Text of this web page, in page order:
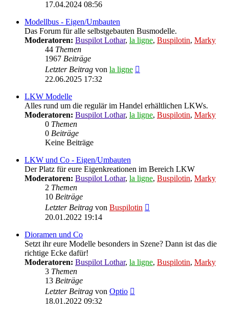
17.04.2024 08:56
Modellbus - Eigen/Umbauten
Das Forum für alle selbstgebauten Busmodelle.
Moderatoren: Buspilot Lothar, la ligne, Buspilotin, Marky
44 Themen
1967 Beiträge
Letzter Beitrag von la ligne
22.06.2025 17:32
LKW Modelle
Alles rund um die regulär im Handel erhältlichen LKWs.
Moderatoren: Buspilot Lothar, la ligne, Buspilotin, Marky
0 Themen
0 Beiträge
Keine Beiträge
LKW und Co - Eigen/Umbauten
Der Platz für eure Eigenkreationen im Bereich LKW
Moderatoren: Buspilot Lothar, la ligne, Buspilotin, Marky
2 Themen
10 Beiträge
Letzter Beitrag von Buspilotin
20.01.2022 19:14
Dioramen und Co
Setzt ihr eure Modelle besonders in Szene? Dann ist das die
richtige Ecke dafür!
Moderatoren: Buspilot Lothar, la ligne, Buspilotin, Marky
3 Themen
13 Beiträge
Letzter Beitrag von Optio
18.01.2022 09:32